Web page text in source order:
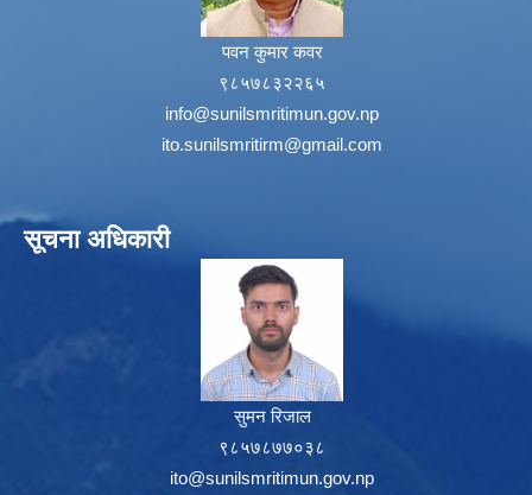
पवन कुमार कवर
९८५७८३२२६५
info@sunilsmritimun.gov.np
ito.sunilsmritirm@gmail.com
सूचना अधिकारी
सुमन रिजाल
९८५७८७७०३८
ito@sunilsmritimun.gov.np